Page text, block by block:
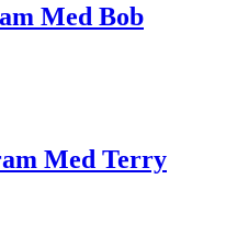
Med Bob
Med Terry